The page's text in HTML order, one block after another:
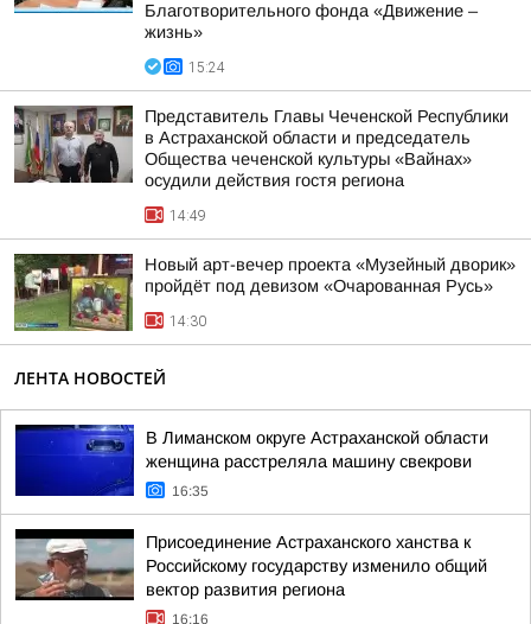
Благотворительного фонда «Движение –
жизнь»
15:24
Представитель Главы Чеченской Республики
в Астраханской области и председатель
Общества чеченской культуры «Вайнах»
осудили действия гостя региона
14:49
Новый арт-вечер проекта «Музейный дворик»
пройдёт под девизом «Очарованная Русь»
14:30
ЛЕНТА НОВОСТЕЙ
В Лиманском округе Астраханской области
женщина расстреляла машину свекрови
16:35
Присоединение Астраханского ханства к
Российскому государству изменило общий
вектор развития региона
16:16